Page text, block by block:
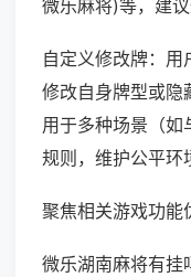
微乐麻将)等，建
自定义修改牌：用
修改自身牌型或隐
用于多种场景（如
规则，维护公平环
聚焦相关游戏功能
微乐湖南麻将有挂